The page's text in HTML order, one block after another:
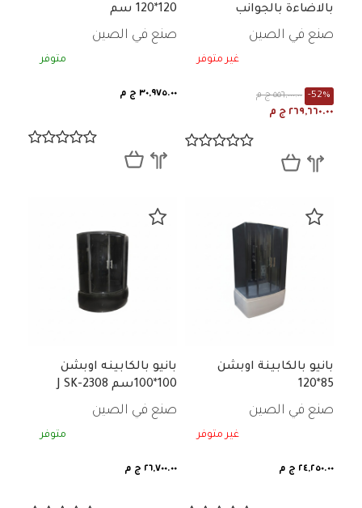
بالاضاءة بالجوانب
192*215سم
صنع في الصين
غير متوفر
٥٥٦,٠٠٠.٠٠ ج م -52%
٢٦٩,٦٦٠.٠٠ ج م
120*120 سم
صنع في الصين
متوفر
٣٠,٩٧٥.٠٠ ج م
بانيو بالكابينة اوبشن
85*120
صنع في الصين
غير متوفر
٢٤,٢٥٠.٠٠ ج م
بانيو بالكابينه اوبشن
100*100سم J SK-2308
صنع في الصين
متوفر
٢٦,٧٠٠.٠٠ ج م